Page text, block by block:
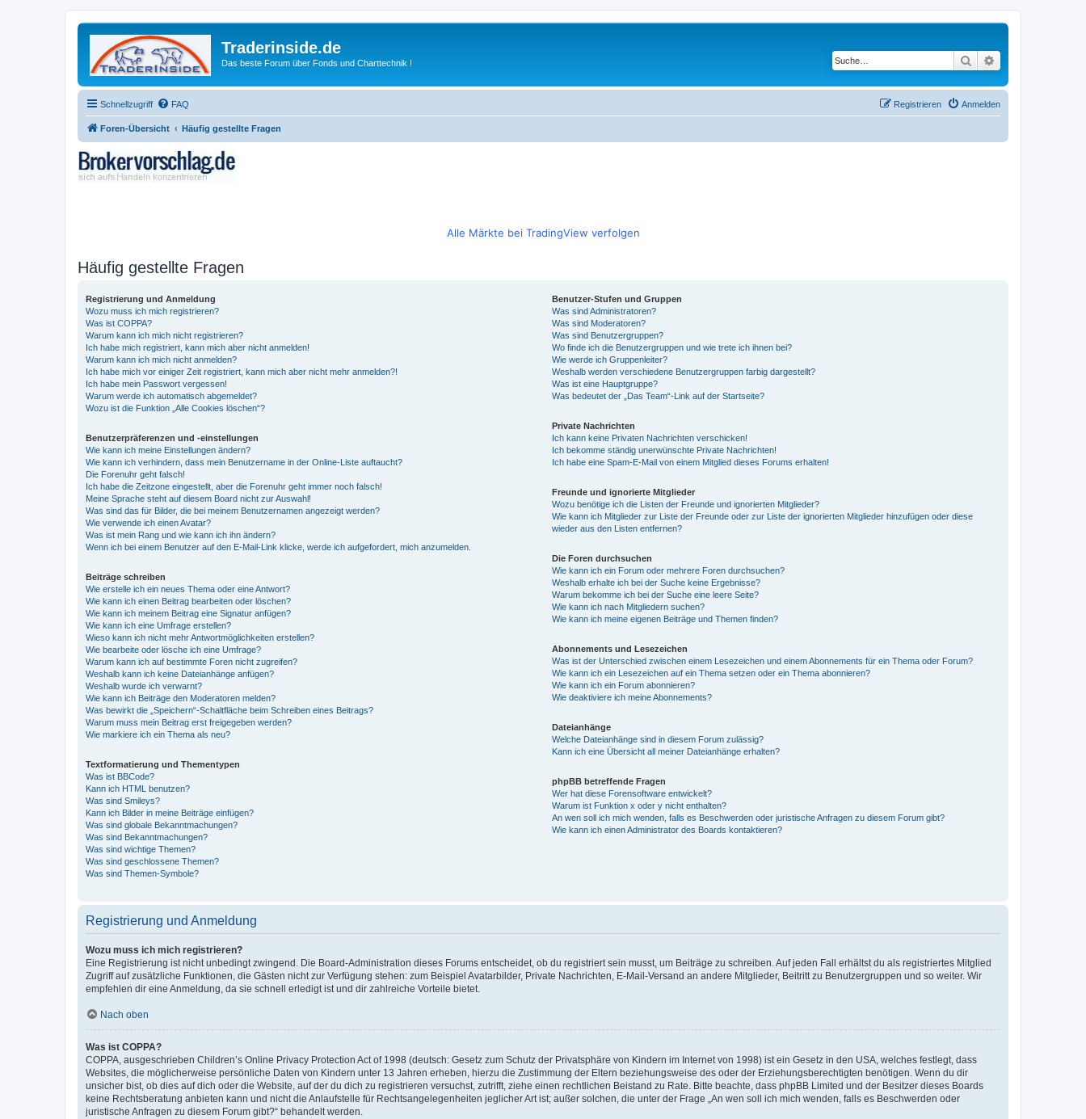
Traderinside.de
Das beste Forum über Fonds und Charttechnik ! Suche
Schnellzugriff FAQ Anmelden
Registrieren
Foren-Übersicht Häufig gestellte Fragen
Alle Märkte bei TradingView verfolgen
Häufig gestellte Fragen
Registrierung und Anmeldung
Wozu muss ich mich registrieren?
Was ist COPPA?
Warum kann ich mich nicht registrieren?
Ich habe mich registriert, kann mich aber nicht anmelden!
Warum kann ich mich nicht anmelden?
Ich habe mich vor einiger Zeit registriert, kann mich aber nicht mehr anmelden?!
Ich habe mein Passwort vergessen!
Warum werde ich automatisch abgemeldet?
Wozu ist die Funktion „Alle Cookies löschen“?
Benutzerpräferenzen und -einstellungen
Wie kann ich meine Einstellungen ändern?
Wie kann ich verhindern, dass mein Benutzername in der Online-Liste auftaucht?
Die Forenuhr geht falsch!
Ich habe die Zeitzone eingestellt, aber die Forenuhr geht immer noch falsch!
Meine Sprache steht auf diesem Board nicht zur Auswahl!
Was sind das für Bilder, die bei meinem Benutzernamen angezeigt werden?
Wie verwende ich einen Avatar?
Was ist mein Rang und wie kann ich ihn ändern?
Wenn ich bei einem Benutzer auf den E-Mail-Link klicke, werde ich aufgefordert, mich anzumelden.
Beiträge schreiben
Wie erstelle ich ein neues Thema oder eine Antwort?
Wie kann ich einen Beitrag bearbeiten oder löschen?
Wie kann ich meinem Beitrag eine Signatur anfügen?
Wie kann ich eine Umfrage erstellen?
Wieso kann ich nicht mehr Antwortmöglichkeiten erstellen?
Wie bearbeite oder lösche ich eine Umfrage?
Warum kann ich auf bestimmte Foren nicht zugreifen?
Weshalb kann ich keine Dateianhänge anfügen?
Weshalb wurde ich verwarnt?
Wie kann ich Beiträge den Moderatoren melden?
Was bewirkt die „Speichern“-Schaltfläche beim Schreiben eines Beitrags?
Warum muss mein Beitrag erst freigegeben werden?
Wie markiere ich ein Thema als neu?
Textformatierung und Thementypen
Was ist BBCode?
Kann ich HTML benutzen?
Was sind Smileys?
Kann ich Bilder in meine Beiträge einfügen?
Was sind globale Bekanntmachungen?
Was sind Bekanntmachungen?
Was sind wichtige Themen?
Was sind geschlossene Themen?
Was sind Themen-Symbole?
Benutzer-Stufen und Gruppen
Was sind Administratoren?
Was sind Moderatoren?
Was sind Benutzergruppen?
Wo finde ich die Benutzergruppen und wie trete ich ihnen bei?
Wie werde ich Gruppenleiter?
Weshalb werden verschiedene Benutzergruppen farbig dargestellt?
Was ist eine Hauptgruppe?
Was bedeutet der „Das Team“-Link auf der Startseite?
Private Nachrichten
Ich kann keine Privaten Nachrichten verschicken!
Ich bekomme ständig unerwünschte Private Nachrichten!
Ich habe eine Spam-E-Mail von einem Mitglied dieses Forums erhalten!
Freunde und ignorierte Mitglieder
Wozu benötige ich die Listen der Freunde und ignorierten Mitglieder?
Wie kann ich Mitglieder zur Liste der Freunde oder zur Liste der ignorierten Mitglieder hinzufügen oder diese
wieder aus den Listen entfernen?
Die Foren durchsuchen
Wie kann ich ein Forum oder mehrere Foren durchsuchen?
Weshalb erhalte ich bei der Suche keine Ergebnisse?
Warum bekomme ich bei der Suche eine leere Seite?
Wie kann ich nach Mitgliedern suchen?
Wie kann ich meine eigenen Beiträge und Themen finden?
Abonnements und Lesezeichen
Was ist der Unterschied zwischen einem Lesezeichen und einem Abonnements für ein Thema oder Forum?
Wie kann ich ein Lesezeichen auf ein Thema setzen oder ein Thema abonnieren?
Wie kann ich ein Forum abonnieren?
Wie deaktiviere ich meine Abonnements?
Dateianhänge
Welche Dateianhänge sind in diesem Forum zulässig?
Kann ich eine Übersicht all meiner Dateianhänge erhalten?
phpBB betreffende Fragen
Wer hat diese Forensoftware entwickelt?
Warum ist Funktion x oder y nicht enthalten?
An wen soll ich mich wenden, falls es Beschwerden oder juristische Anfragen zu diesem Forum gibt?
Wie kann ich einen Administrator des Boards kontaktieren?
Registrierung und Anmeldung
Wozu muss ich mich registrieren?
Eine Registrierung ist nicht unbedingt zwingend. Die Board-Administration dieses Forums entscheidet, ob du registriert sein musst, um Beiträge zu schreiben. Auf jeden Fall erhältst du als registriertes Mitglied
Zugriff auf zusätzliche Funktionen, die Gästen nicht zur Verfügung stehen: zum Beispiel Avatarbilder, Private Nachrichten, E-Mail-Versand an andere Mitglieder, Beitritt zu Benutzergruppen und so weiter. Wir
empfehlen dir eine Anmeldung, da sie schnell erledigt ist und dir zahlreiche Vorteile bietet.
Nach oben
Was ist COPPA?
COPPA, ausgeschrieben Children’s Online Privacy Protection Act of 1998 (deutsch: Gesetz zum Schutz der Privatsphäre von Kindern im Internet von 1998) ist ein Gesetz in den USA, welches festlegt, dass
Websites, die möglicherweise persönliche Daten von Kindern unter 13 Jahren erheben, hierzu die Zustimmung der Eltern beziehungsweise des oder der Erziehungsberechtigten benötigen. Wenn du dir
unsicher bist, ob dies auf dich oder die Website, auf der du dich zu registrieren versuchst, zutrifft, ziehe einen rechtlichen Beistand zu Rate. Bitte beachte, dass phpBB Limited und der Besitzer dieses Boards
keine Rechtsberatung anbieten kann und nicht die Anlaufstelle für Rechtsangelegenheiten jeglicher Art ist; außer solchen, die unter der Frage „An wen soll ich mich wenden, falls es Beschwerden oder
juristische Anfragen zu diesem Forum gibt?“ behandelt werden.